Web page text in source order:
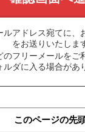
アドレス宛てに、
をお送りいたしま
フリーメールをご
ルダに入る場合があ
このページの先